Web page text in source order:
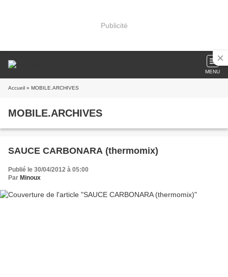
Publicité
MENU
Accueil » MOBILE.ARCHIVES
MOBILE.ARCHIVES
SAUCE CARBONARA (thermomix)
Publié le 30/04/2012 à 05:00
Par Minoux